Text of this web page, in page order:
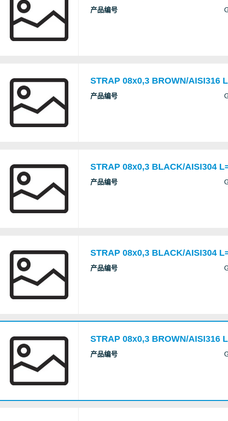
产品编号
STRAP 08x0,3 BROWN/AISI316
产品编号
STRAP 08x0,3 BLACK/AISI304
产品编号
STRAP 08x0,3 BLACK/AISI304
产品编号
STRAP 08x0,3 BROWN/AISI316
产品编号